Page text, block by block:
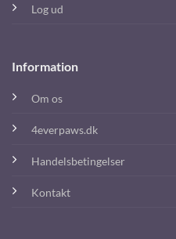
Log ud
Information
Om os
4everpaws.dk
Handelsbetingelser
Kontakt